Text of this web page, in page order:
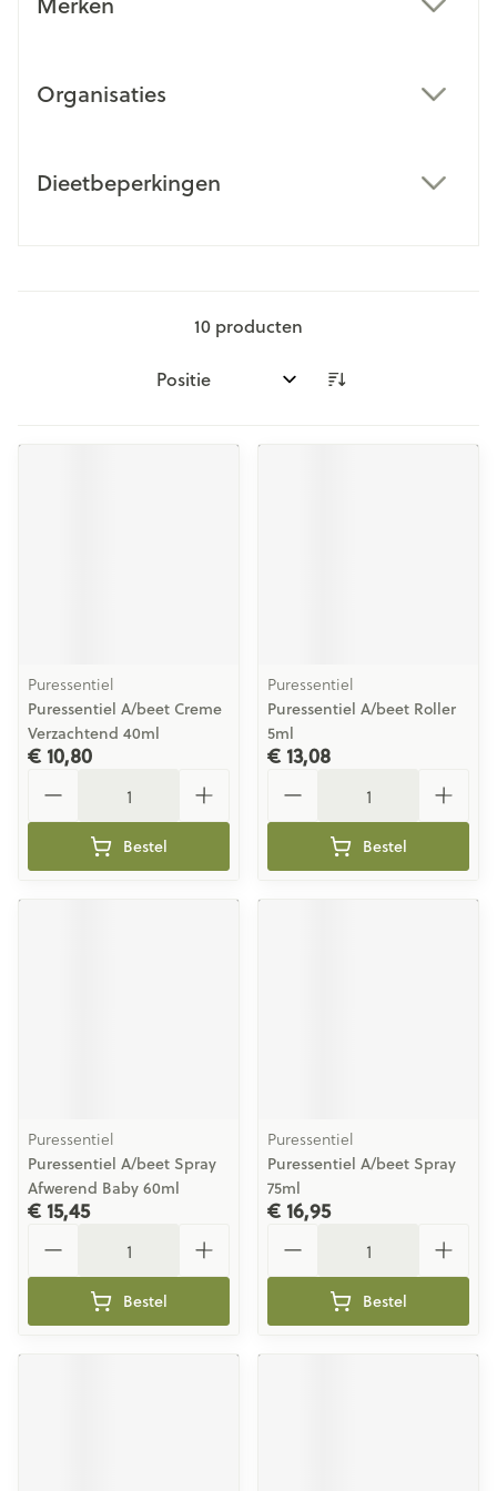
Organisaties
Dieetbeperkingen
10 producten
Sorteer op:
Puressentiel
Puressentiel A/beet Creme
Verzachtend 40ml
€ 10,80
Bestel
Puressentiel
Puressentiel A/beet Roller
5ml
€ 13,08
Bestel
Puressentiel
Puressentiel A/beet Spray
Afwerend Baby 60ml
€ 15,45
Bestel
Puressentiel
Puressentiel A/beet Spray
75ml
€ 16,95
Bestel